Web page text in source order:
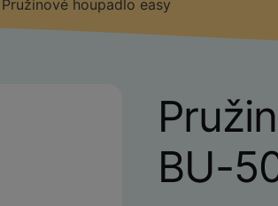
Pružinové houpadlo easy
BU-